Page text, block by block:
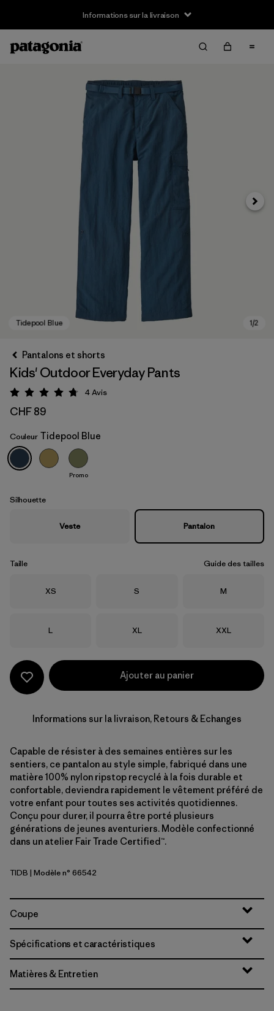
Informations sur la livraison
Tidepool Blue
Pantalons et shorts
Kids' Outdoor Everyday Pants
Évaluation: 4.8 / 5
4Avis
CHF 89
Couleur Tidepool Blue
Promo
Silhouette
Veste Pantalon
Taille Guide des tailles
Taille
XS Taille
S Taille
M
Taille
L Taille
XL Taille
XXL
Ajouter au panier
Informations sur la livraison, Retours & Echanges
Capable de résister à des semaines entières sur les
sentiers, ce pantalon au style simple, fabriqué dans une
matière 100% nylon ripstop recyclé à la fois durable et
confortable, deviendra rapidement le vêtement préféré de
votre enfant pour toutes ses activités quotidiennes.
Conçu pour durer, il pourra être porté plusieurs
générations de jeunes aventuriers. Modèle confectionné
dans un atelier Fair Trade Certified™.
Tidepool Blue
TIDB | Modèle n° 66542
Coupe
Spécifications et caractéristiques
Matières & Entretien